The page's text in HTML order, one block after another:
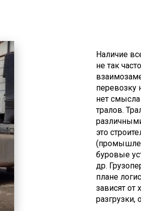
Наличие
не так
перевозку
нет
тралов.
это
буровые
др.
плане
зависят от
разгрузки,